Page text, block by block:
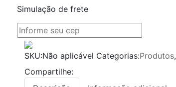
Simulação de frete
SKU:Não aplicável Categorias:Produtos,
Compartilhe: